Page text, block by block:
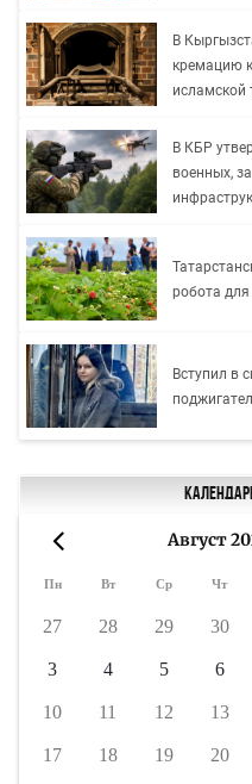
В
кремацию
исламской
В КБР
военных,
робота
Вступил в
Август
Пн Вт Ср Чт
27 28 29 30
3 4 5 6
10 11 12 13
17 18 19 20